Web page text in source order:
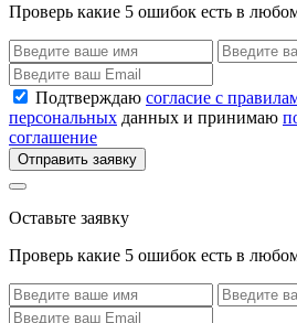
Проверь какие 5 ошибок есть в
Подтверждаю согласие с
персональных данных и принимаю
соглашение
Отправить заявку
Оставьте заявку
Проверь какие 5 ошибок есть в